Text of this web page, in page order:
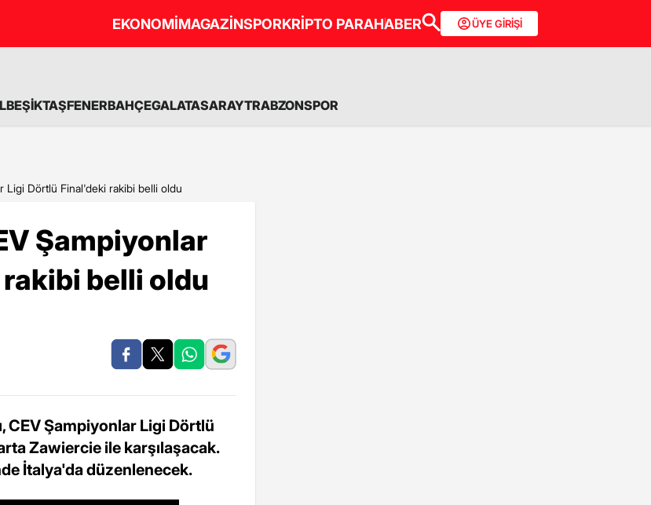
EKONOMİMAGAZİNSPORKRİPTO PARAHABER ÜYE GİRİŞİ
BEŞİKTAŞFENERBAHÇEGALATASARAYTRABZONSPOR
Ligi Dörtlü Final'deki rakibi belli oldu
Şampiyonlar
belli oldu
CEV Şampiyonlar Ligi Dörtlü
Zawiercie ile karşılaşacak.
İtalya'da düzenlenecek.